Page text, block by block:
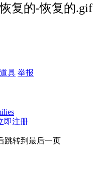
具 举报
即注册
跳转到最后一页